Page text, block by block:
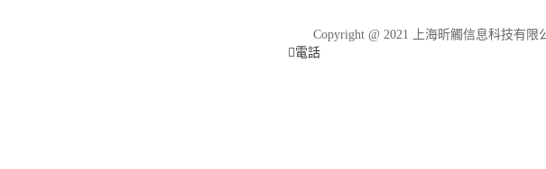
Copyright @ 2021 上海昕觸信息科技有限
電話